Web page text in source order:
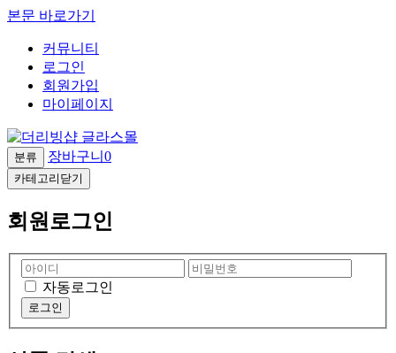
본문 바로가기
커뮤니티
로그인
회원가입
마이페이지
분류 장바구니 0
카테고리닫기
회원로그인
자동로그인